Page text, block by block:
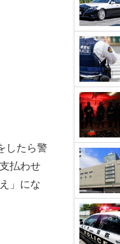
したら警
払わせ
」にな